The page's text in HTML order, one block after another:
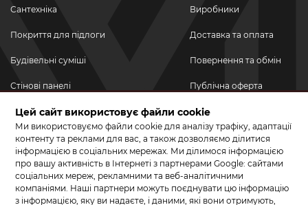
Сантехніка
Покриття для підлоги
Будівельні суміші
Стінові панелі
Новинки
Акційні товари
Акції/Знижки
Виробники
Доставка та оплата
Повернення та обмін
Публічна оферта
Політика
конфіденційності
ПРИЄДНУЙТЕСЬ ДО НАС У СОЦМЕРЕЖАХ
Цей сайт використовує файли cookie
Ми використовуємо файли cookie для аналізу трафіку, адаптації
контенту та реклами для вас, а також дозволяємо ділитися
інформацією в соціальних мережах. Ми ділимося інформацією
про вашу активність в Інтернеті з партнерами Google: сайтами
соціальних мереж, рекламними та веб-аналітичними
компаніями. Наші партнери можуть поєднувати цю інформацію
з інформацією, яку ви надаєте, і даними, які вони отримують,